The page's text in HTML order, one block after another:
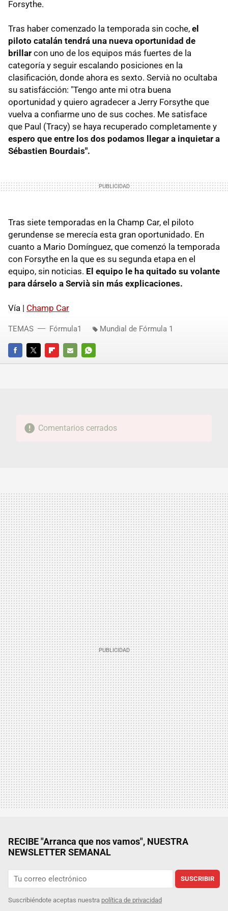
Forsythe.
Tras haber comenzado la temporada sin coche, el
piloto catalán tendrá una nueva oportunidad de
brillar con uno de los equipos más fuertes de la
categoría y seguir escalando posiciones en la
clasificación, donde ahora es sexto. Servià no ocultaba
su satisfácción: "Tengo ante mi otra buena
oportunidad y quiero agradecer a Jerry Forsythe que
vuelva a confiarme uno de sus coches. Me satisface
que Paul (Tracy) se haya recuperado completamente y
espero que entre los dos podamos llegar a inquietar a
Sébastien Bourdais".
Tras siete temporadas en la Champ Car, el piloto
gerundense se merecía esta gran oportunidado. En
cuanto a Mario Domínguez, que comenzó la temporada
con Forsythe en la que es su segunda etapa en el
equipo, sin noticias. El equipo le ha quitado su volante
para dárselo a Servià sin más explicaciones.
Vía | Champ Car
FACEBOOKTWITTERFLIPBOARD
E-
WHATSAPP
TEMAS Fórmula1 Mundial de Fórmula 1
Comentarios cerrados
RECIBE "Arranca que nos vamos", NUESTRA
NEWSLETTER SEMANAL
SUSCRIBIR
Suscribiéndote aceptas nuestra política de privacidad